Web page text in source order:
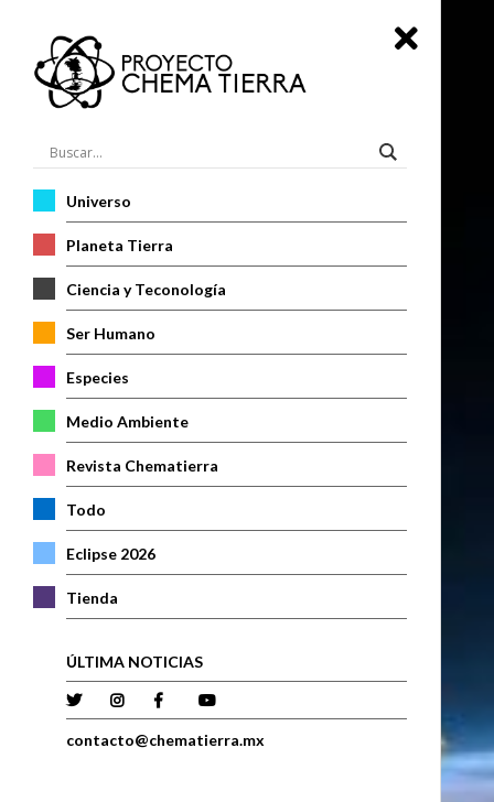
Universo
Planeta Tierra
Ciencia y Teconología
Ser Humano
Especies
Medio Ambiente
Revista Chematierra
Todo
Eclipse 2026
Tienda
ÚLTIMA NOTICIAS
contacto@chematierra.mx